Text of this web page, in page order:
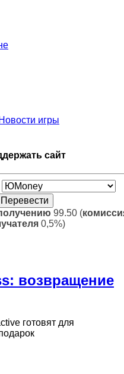
Новости игры
сайт
99.50 (
0,5%)
возвращение
готовят для